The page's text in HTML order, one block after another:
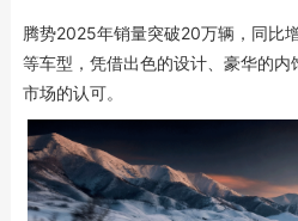
腾势2025年销量突破20万辆，同比
等车型，凭借出色的设计、豪华的
市场的认可。